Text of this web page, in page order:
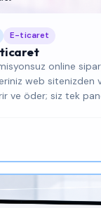
E-ticaret
online
web sitenizden
ve öder; siz tek